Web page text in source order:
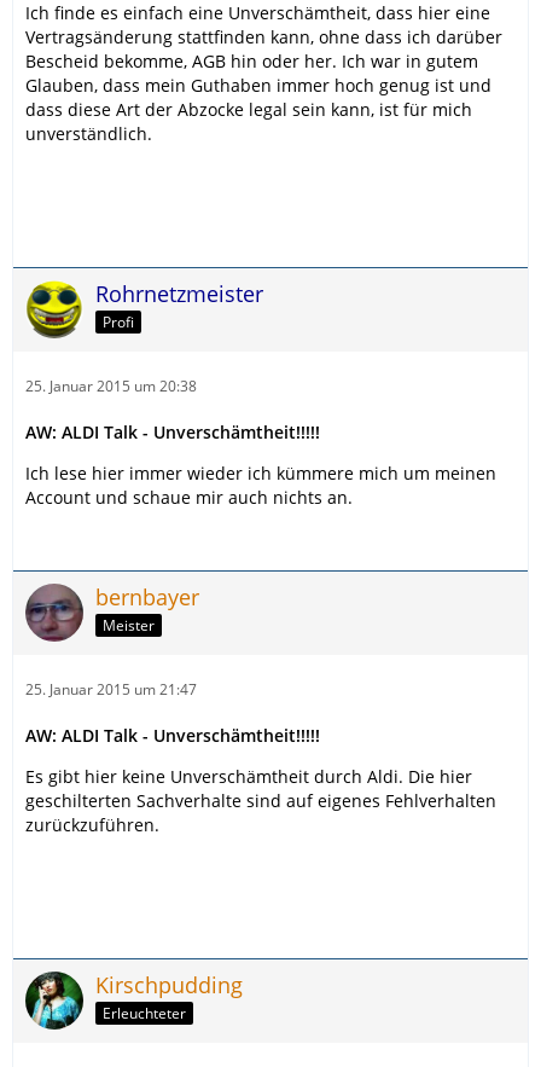
Ich finde es einfach eine Unverschämtheit, dass hier eine
Vertragsänderung stattfinden kann, ohne dass ich darüber
Bescheid bekomme, AGB hin oder her. Ich war in gutem
Glauben, dass mein Guthaben immer hoch genug ist und
dass diese Art der Abzocke legal sein kann, ist für mich
unverständlich.
Rohrnetzmeister
Profi
25. Januar 2015 um 20:38
AW: ALDI Talk - Unverschämtheit!!!!!
Ich lese hier immer wieder ich kümmere mich um meinen
Account und schaue mir auch nichts an.
bernbayer
Meister
25. Januar 2015 um 21:47
AW: ALDI Talk - Unverschämtheit!!!!!
Es gibt hier keine Unverschämtheit durch Aldi. Die hier
geschilterten Sachverhalte sind auf eigenes Fehlverhalten
zurückzuführen.
Kirschpudding
Erleuchteter